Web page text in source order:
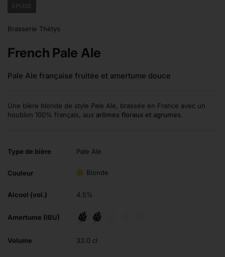
ÉPUISÉ
Brasserie Thétys
French Pale Ale
Pale Ale française fruitée et amertume douce
Une bière blonde de style Pale Ale, brassée en France avec un
houblon 100% français, aux arômes floraux et agrumes
Type de bière Pale Ale
Couleur Blonde
Alcool (vol.) 4.5%
Amertume (IBU)
Volume 33.0 cl